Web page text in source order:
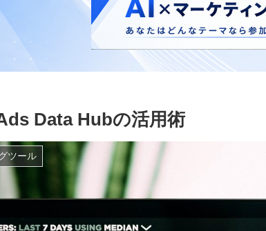
Data Hubの活用術
ツール